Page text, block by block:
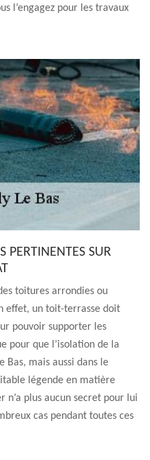
l’engagez pour les travaux
PERTINENTES SUR
toitures arrondies ou
effet, un toit-terrasse doit
pouvoir supporter les
pour que l’isolation de la
Bas, mais aussi dans le
légende en matière
n’a plus aucun secret pour lui
cas pendant toutes ces